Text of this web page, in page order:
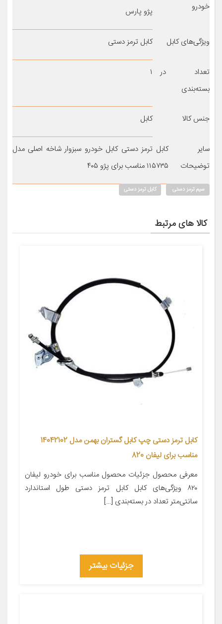
خودرو
پژو پارس
ویژگی‌های کابل کابل ترمز دستی
تعداد در
بسته‌بندی
۱
جنس کالا کابل
سایر
توضیحات
کابل ترمز دستی کابل خودرو سبزوار شاخه اصلی مدل
۱۱۵۷۳۵ مناسب برای پژو ۴۰۵
سیم ترمز دستی کابل ترمز دستی
کالا های مرتبط
کابل ترمز دستی چپ کابل گستران بهمن مدل 14042102
مناسب برای لیفان 820
معرفی محصول جزئیات محصول مناسب برای خودرو لیفان
۸۲۰ ویژگی‌های کابل کابل ترمز دستی طول استاندارد
سانتی‌متر تعداد در بسته‌بندی […]
جزئیات بیشتر